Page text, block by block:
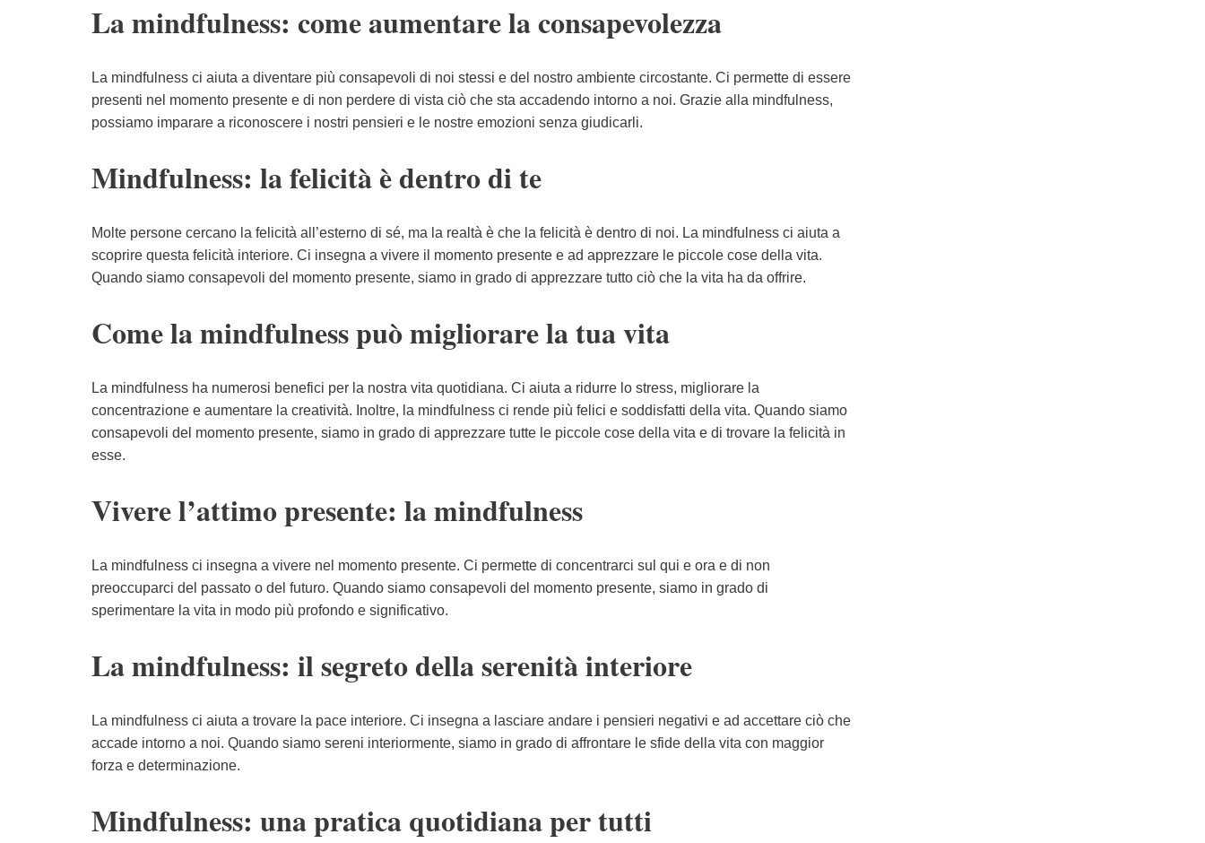
La mindfulness: come aumentare la consapevolezza
La mindfulness ci aiuta a diventare più consapevoli di noi stessi e del nostro ambiente circostante. Ci permette di essere
presenti nel momento presente e di non perdere di vista ciò che sta accadendo intorno a noi. Grazie alla mindfulness,
possiamo imparare a riconoscere i nostri pensieri e le nostre emozioni senza giudicarli.
Mindfulness: la felicità è dentro di te
Molte persone cercano la felicità all’esterno di sé, ma la realtà è che la felicità è dentro di noi. La mindfulness ci aiuta a
scoprire questa felicità interiore. Ci insegna a vivere il momento presente e ad apprezzare le piccole cose della vita.
Quando siamo consapevoli del momento presente, siamo in grado di apprezzare tutto ciò che la vita ha da offrire.
Come la mindfulness può migliorare la tua vita
La mindfulness ha numerosi benefici per la nostra vita quotidiana. Ci aiuta a ridurre lo stress, migliorare la
concentrazione e aumentare la creatività. Inoltre, la mindfulness ci rende più felici e soddisfatti della vita. Quando siamo
consapevoli del momento presente, siamo in grado di apprezzare tutte le piccole cose della vita e di trovare la felicità in
esse.
Vivere l’attimo presente: la mindfulness
La mindfulness ci insegna a vivere nel momento presente. Ci permette di concentrarci sul qui e ora e di non
preoccuparci del passato o del futuro. Quando siamo consapevoli del momento presente, siamo in grado di
sperimentare la vita in modo più profondo e significativo.
La mindfulness: il segreto della serenità interiore
La mindfulness ci aiuta a trovare la pace interiore. Ci insegna a lasciare andare i pensieri negativi e ad accettare ciò che
accade intorno a noi. Quando siamo sereni interiormente, siamo in grado di affrontare le sfide della vita con maggior
forza e determinazione.
Mindfulness: una pratica quotidiana per tutti